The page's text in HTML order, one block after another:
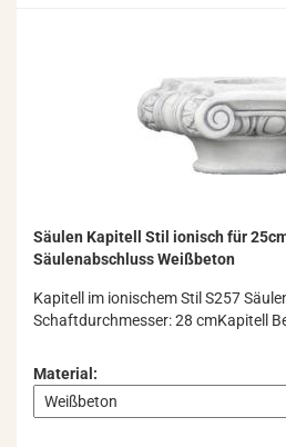
Säu­len Ka­pi­tell Stil io­ni­sch für
Säu­len­ab­schluss Weiß­be­ton
Ka­pi­tell im io­ni­schem Stil S257
Schaft­durch­mes­ser: 28 cmKa­pi­tell
Material: